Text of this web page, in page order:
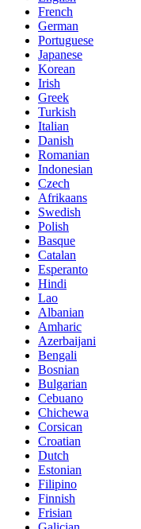
French
German
Portuguese
Japanese
Korean
Irish
Greek
Turkish
Italian
Danish
Romanian
Indonesian
Czech
Afrikaans
Swedish
Polish
Basque
Catalan
Esperanto
Hindi
Lao
Albanian
Amharic
Azerbaijani
Bengali
Bosnian
Bulgarian
Cebuano
Chichewa
Corsican
Croatian
Dutch
Estonian
Filipino
Finnish
Frisian